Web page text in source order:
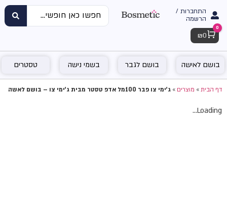
התחברות /
הרשמה
Cart
0
₪ 0
בושם לאישה בושם לגבר בשמי נישה טסטרים
דף הבית»מוצרים»ג'ימי צו פבר 100מל אדפ טסטר מבית ג'ימי צו – בושם לאשה
Loading...